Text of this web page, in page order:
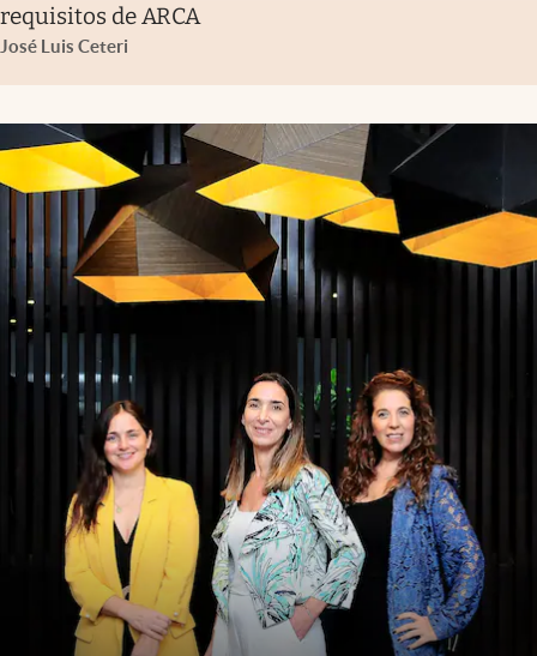
requisitos de ARCA
José Luis Ceteri